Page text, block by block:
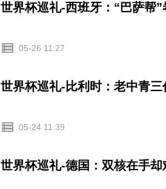
世界杯巡礼-西班牙：“巴萨帮
05-26 11:27
世界杯巡礼-比利时：老中青
05-24 11:39
世界杯巡礼-德国：双核在手